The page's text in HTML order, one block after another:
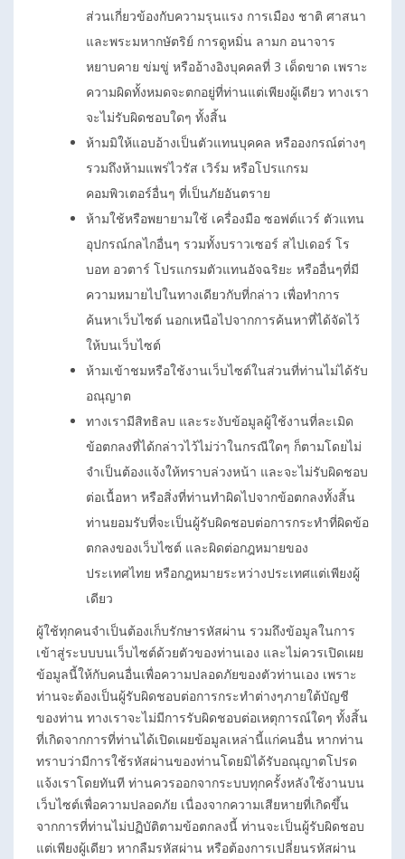
ส่วนเกี่ยวข้องกับความรุนแรง การเมือง ชาติ ศาสนา
และพระมหากษัตริย์ การดูหมิ่น ลามก อนาจาร
หยาบคาย ข่มขู่ หรืออ้างอิงบุคคลที่ 3 เด็ดขาด เพราะ
ความผิดทั้งหมดจะตกอยู่ที่ท่านแต่เพียงผู้เดียว ทางเรา
จะไม่รับผิดชอบใดๆ ทั้งสิ้น
ห้ามมิให้แอบอ้างเป็นตัวแทนบุคคล หรือองกรณ์ต่างๆ
รวมถึงห้ามแพร่ไวรัส เวิร์ม หรือโปรแกรม
คอมพิวเตอร์อื่นๆ ที่เป็นภัยอันตราย
ห้ามใช้หรือพยายามใช้ เครื่องมือ ซอฟต์แวร์ ตัวแทน
อุปกรณ์กลไกอื่นๆ รวมทั้งบราวเซอร์ สไปเดอร์ โร
บอท อวตาร์ โปรแกรมตัวแทนอัจฉริยะ หรืออื่นๆที่มี
ความหมายไปในทางเดียวกับที่กล่าว เพื่อทำการ
ค้นหาเว็บไซต์ นอกเหนือไปจากการค้นหาที่ได้จัดไว้
ให้บนเว็บไซต์
ห้ามเข้าชมหรือใช้งานเว็บไซต์ในส่วนที่ท่านไม่ได้รับ
อณุญาต
ทางเรามีสิทธิลบ และระงับข้อมูลผู้ใช้งานที่ละเมิด
ข้อตกลงที่ได้กล่าวไว้ไม่ว่าในกรณีใดๆ ก็ตามโดยไม่
จำเป็นต้องแจ้งให้ทราบล่วงหน้า และจะไม่รับผิดชอบ
ต่อเนื้อหา หรือสิ่งที่ท่านทำผิดไปจากข้อตกลงทั้งสิ้น
ท่านยอมรับที่จะเป็นผู้รับผิดชอบต่อการกระทำที่ผิดข้อ
ตกลงของเว็บไซต์ และผิดต่อกฎหมายของ
ประเทศไทย หรือกฎหมายระหว่างประเทศแต่เพียงผู้
เดียว
ผู้ใช้ทุกคนจำเป็นต้องเก็บรักษารหัสผ่าน รวมถึงข้อมูลในการ
เข้าสู่ระบบบนเว็บไซต์ด้วยตัวของท่านเอง และไม่ควรเปิดเผย
ข้อมูลนี้ให้กับคนอื่นเพื่อความปลอดภัยของตัวท่านเอง เพราะ
ท่านจะต้องเป็นผู้รับผิดชอบต่อการกระทำต่างๆภายใต้บัญชี
ของท่าน ทางเราจะไม่มีการรับผิดชอบต่อเหตุการณ์ใดๆ ทั้งสิ้น
ที่เกิดจากการที่ท่านได้เปิดเผยข้อมูลเหล่านี้แก่คนอื่น หากท่าน
ทราบว่ามีการใช้รหัสผ่านของท่านโดยมิได้รับอณุญาตโปรด
แจ้งเราโดยทันที ท่านควรออกจากระบบทุกครั้งหลังใช้งานบน
เว็บไซต์เพื่อความปลอดภัย เนื่องจากความเสียหายที่เกิดขึ้น
จากการที่ท่านไม่ปฏิบัติตามข้อตกลงนี้ ท่านจะเป็นผู้รับผิดชอบ
แต่เพียงผู้เดียว หากลืมรหัสผ่าน หรือต้องการเปลี่ยนรหัสผ่าน